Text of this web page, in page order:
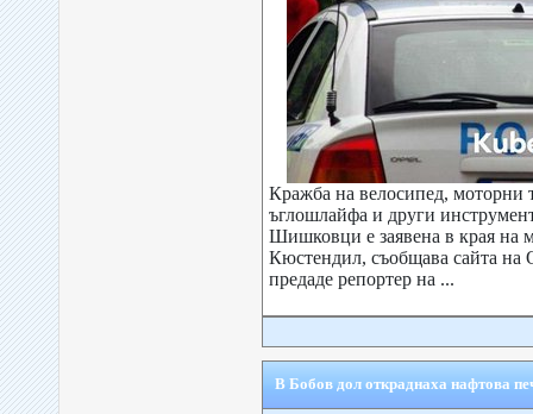
Кражба на велосипед, моторни
ъглошлайфа и други
Шишковци е заявена в края на
Кюстендил, съобщава сайта
предаде репортер на ...
В Бобов дол откраднаха нафтова